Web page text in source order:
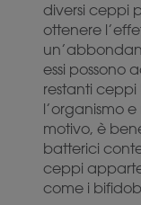
diversi ceppi
ottenere
essi possono
restanti
l’organismo
motivo, è
batterici
ceppi
come i